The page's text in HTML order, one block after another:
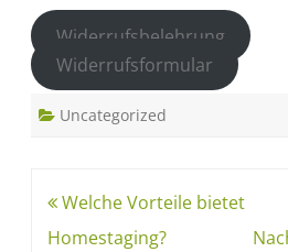
Widerrufsbelehrung
Widerrufsformular
Uncategorized
Welche Vorteile bietet
Homestaging?